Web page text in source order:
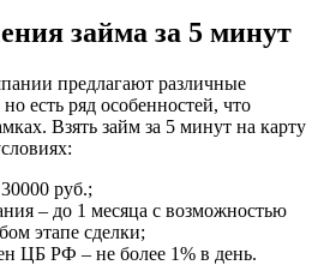
займа за 5 минут
предлагают различные
есть ряд особенностей, что
Взять займ за 5 минут на карту
руб.;
– до 1 месяца с возможностью
этапе сделки;
ЦБ РФ – не более 1% в день.